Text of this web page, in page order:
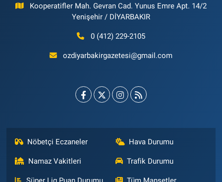
Kooperatifler Mah. Gevran Cad. Yunus Emre Apt. 14/2
Yenişehir / DİYARBAKIR
0 (412) 229-2105
ozdiyarbakirgazetesi@gmail.com
Nöbetçi Eczaneler Hava Durumu
Namaz Vakitleri Trafik Durumu